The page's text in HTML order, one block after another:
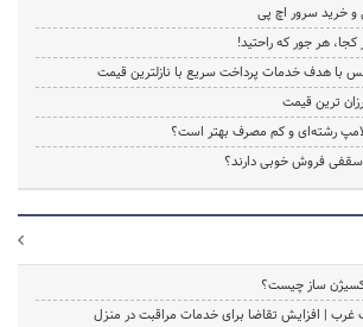
هر جور که راحتید!
با هدف خدمات پرداخت سریع با نازلترین قیمت
ترین قیمت
رشته‌ای و کم مصرف بهتر است؟
فروش خوبی دارند؟
ساز چیست؟
غرب | افزایش تقاضا برای خدمات مراقبت در منزل